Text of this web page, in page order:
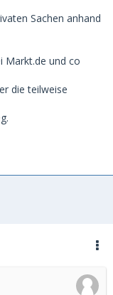
Sachen anhand
Markt.de und co
die teilweise